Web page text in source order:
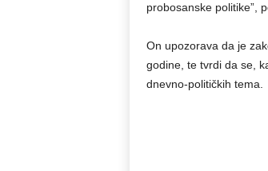
probosanske politike”,
On upozorava da je
godine, te tvrdi da se,
dnevno-političkih tema.